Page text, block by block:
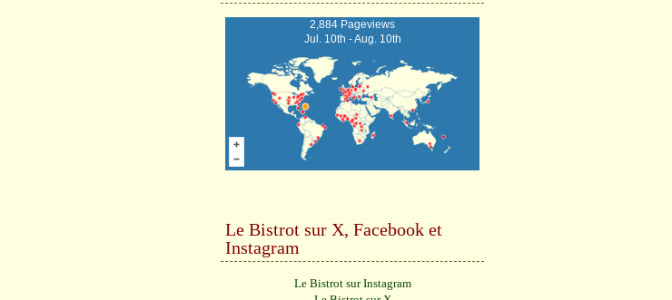
2,884 Pageviews
Jul. 10th - Aug. 10th
Le Bistrot sur X, Facebook et
Instagram
Le Bistrot sur Instagram